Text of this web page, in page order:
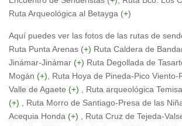
Ruta Arqueológica al Betayga (+)
Aquí puedes ver las fotos de las rutas de
Ruta Punta Arenas (+) Ruta Caldera de
Jinámar-Jinámar (+) Ruta Degollada de
Mogán (+) , Ruta Hoya de Pineda-Pico
Valle de Agaete (+) , Ruta arqueológica
(+) , Ruta Morro de Santiago-Presa de las
Acequia Honda (+) , Ruta Cruz de Tejeda-